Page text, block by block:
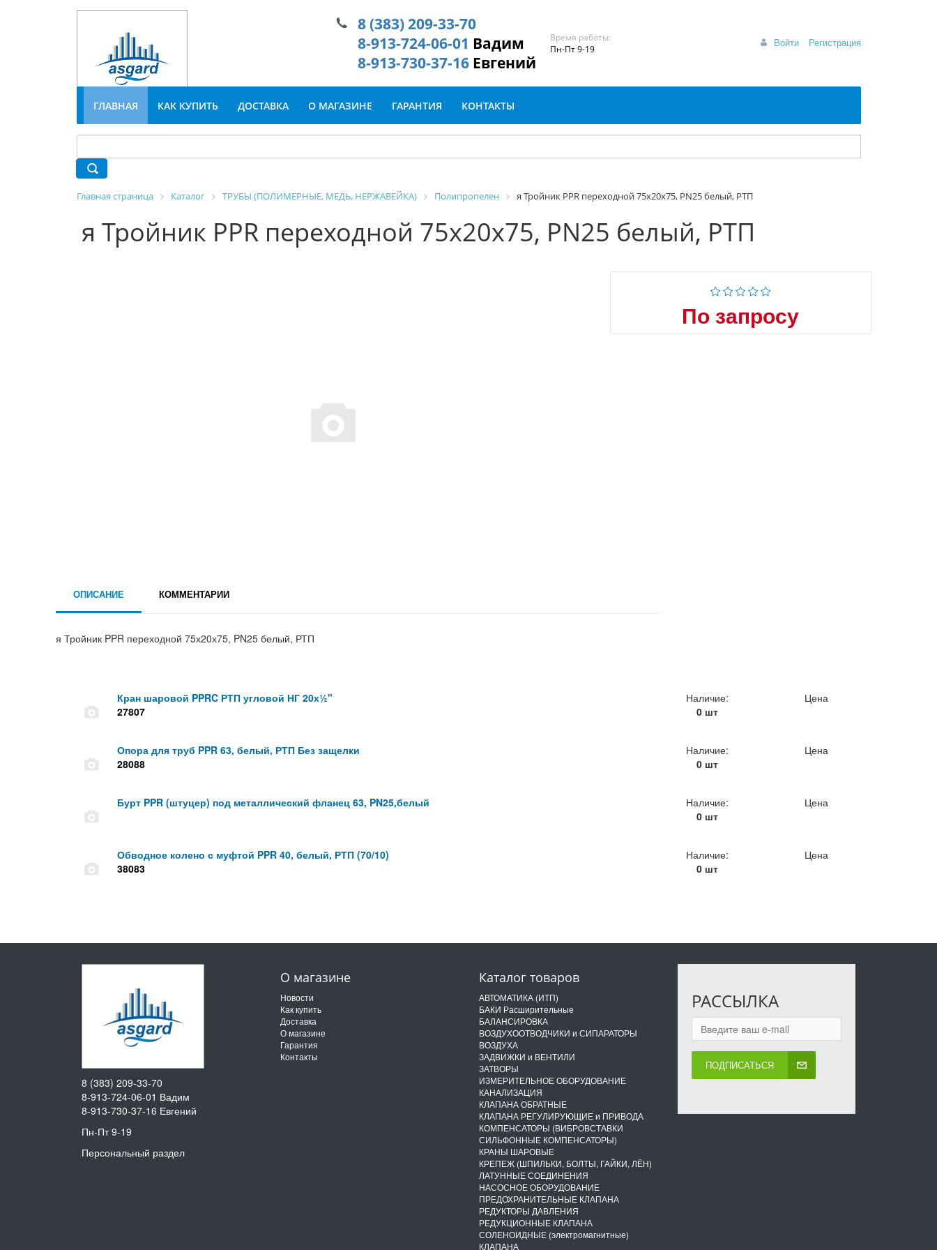
Войти Регистрация
8 (383) 209-33-70
8-913-724-06-01 Вадим
8-913-730-37-16 Евгений
Время работы:
Пн-Пт 9-19
ГЛАВНАЯ КАК КУПИТЬ ДОСТАВКА О МАГАЗИНЕ ГАРАНТИЯ КОНТАКТЫ
Главная страница Каталог ТРУБЫ (ПОЛИМЕРНЫЕ, МЕДЬ, НЕРЖАВЕЙКА) Полипропелен я Тройник PPR переходной 75х20х75, PN25 белый, РТП
я Тройник PPR переходной 75х20х75, PN25 белый, РТП
По запросу
ОПИСАНИЕ КОММЕНТАРИИ
я Тройник PPR переходной 75х20х75, PN25 белый, РТП
Кран шаровой PPRC РТП угловой НГ 20х½"
27807
Наличие:
0 шт
Цена
Опора для труб PPR 63, белый, РТП Без защелки
28088
Наличие:
0 шт
Цена
Бурт PPR (штуцер) под металлический фланец 63, PN25,белый
Наличие:
0 шт
Цена
Обводное колено с муфтой PPR 40, белый, РТП (70/10)
38083
Наличие:
0 шт
Цена
О магазине
Новости
Как купить
Доставка
О магазине
Гарантия
Контакты
Каталог товаров
АВТОМАТИКА (ИТП)
БАКИ Расширительные
БАЛАНСИРОВКА
ВОЗДУХООТВОДЧИКИ и СИПАРАТОРЫ
ВОЗДУХА
ЗАДВИЖКИ и ВЕНТИЛИ
ЗАТВОРЫ
ИЗМЕРИТЕЛЬНОЕ ОБОРУДОВАНИЕ
КАНАЛИЗАЦИЯ
КЛАПАНА ОБРАТНЫЕ
КЛАПАНА РЕГУЛИРУЮЩИЕ и ПРИВОДА
КОМПЕНСАТОРЫ (ВИБРОВСТАВКИ
СИЛЬФОННЫЕ КОМПЕНСАТОРЫ)
КРАНЫ ШАРОВЫЕ
КРЕПЕЖ (ШПИЛЬКИ, БОЛТЫ, ГАЙКИ, ЛЁН)
ЛАТУННЫЕ СОЕДИНЕНИЯ
НАСОСНОЕ ОБОРУДОВАНИЕ
ПРЕДОХРАНИТЕЛЬНЫЕ КЛАПАНА
РЕДУКТОРЫ ДАВЛЕНИЯ
РЕДУКЦИОННЫЕ КЛАПАНА
СОЛЕНОИДНЫЕ (электромагнитные)
КЛАПАНА
РАССЫЛКА
ПОДПИСАТЬСЯ
8 (383) 209-33-70
8-913-724-06-01 Вадим
8-913-730-37-16 Евгений
Пн-Пт 9-19
Персональный раздел